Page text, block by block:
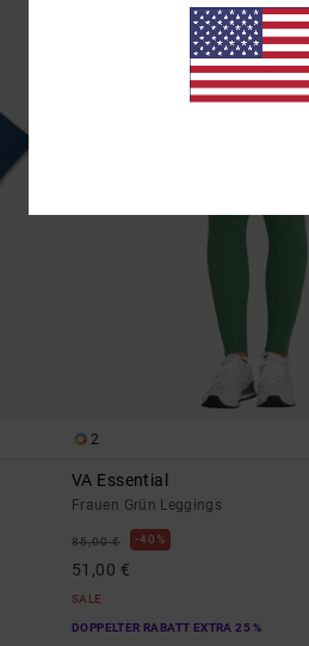
2
VA Essential
Frauen Grün Leggings
85,00 € 40%
51,00 €
SALE
DOPPELTER RABATT EXTRA 25 %